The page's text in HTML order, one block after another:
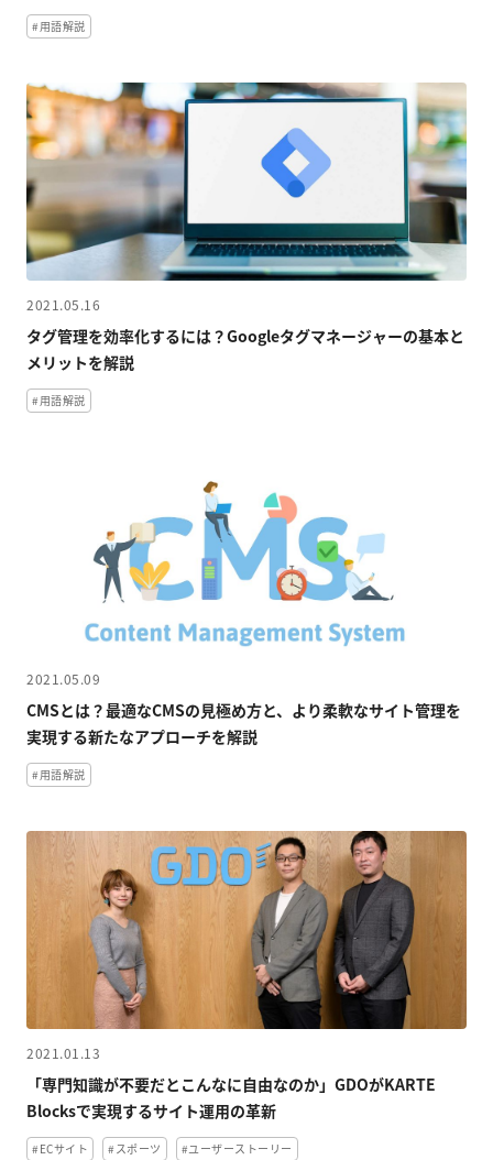
#用語解説
2021.05.16
タグ管理を効率化するには？Googleタグマネージャーの基本と
メリットを解説
#用語解説
2021.05.09
CMSとは？最適なCMSの見極め方と、より柔軟なサイト管理を
実現する新たなアプローチを解説
#用語解説
2021.01.13
「専門知識が不要だとこんなに自由なのか」GDOがKARTE
Blocksで実現するサイト運用の革新
#ECサイト #スポーツ #ユーザーストーリー